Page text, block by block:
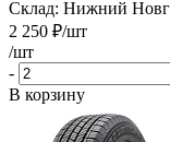
Склад: Нижний
2 250 ₽/шт
/шт
-
В корзину